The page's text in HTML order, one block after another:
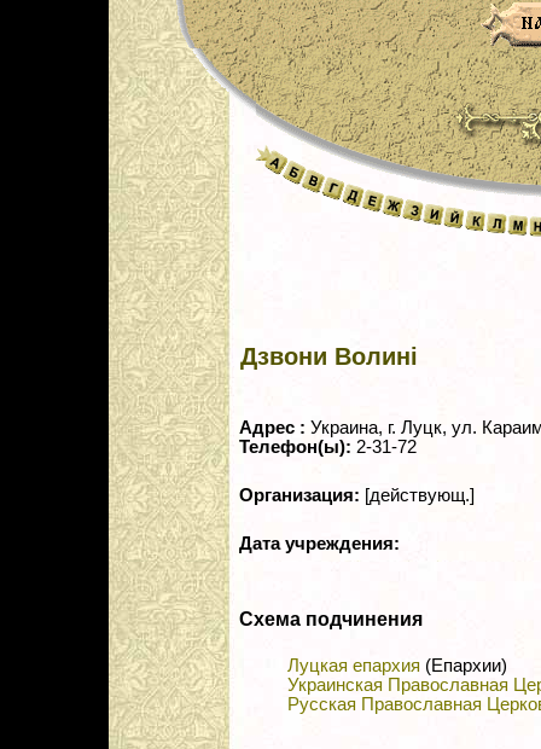
Дзвони Волинi
Адрес : Украина, г. Луцк, ул.
Телефон(ы): 2-31-72
Организация: [действующ.]
Дата учреждения:
Схема подчинения
Луцкая епархия (Епархии)
Украинская Православная
Русская Православная